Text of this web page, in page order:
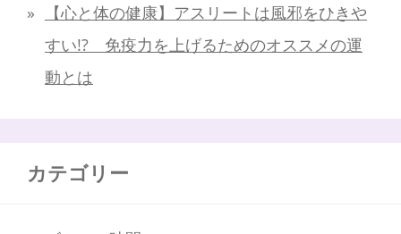
【心と体の健康】アスリートは風邪をひきや
すい!? 免疫力を上げるためのオススメの運
動とは
カテゴリー